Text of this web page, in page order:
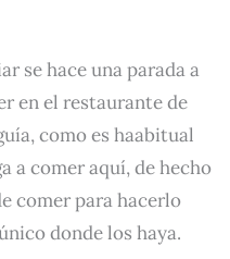
se hace una parada a
en el restaurante de
como es haabitual
a comer aquí, de hecho
comer para hacerlo
donde los haya.